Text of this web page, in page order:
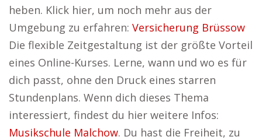
heben. Klick hier, um noch mehr aus der
Umgebung zu erfahren: Versicherung Brüssow
Die flexible Zeitgestaltung ist der größte Vorteil
eines Online-Kurses. Lerne, wann und wo es für
dich passt, ohne den Druck eines starren
Stundenplans. Wenn dich dieses Thema
interessiert, findest du hier weitere Infos:
Musikschule Malchow. Du hast die Freiheit, zu